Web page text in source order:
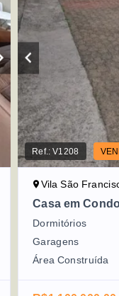
Ref.:V1208
Vila São
Casa em
Dormitórios
Garagens
Área Construída